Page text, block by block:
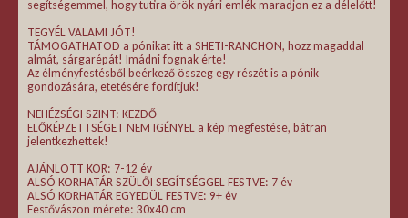
segítségemmel, hogy tutira örök nyári emlék maradjon ez a délelőtt!
TEGYÉL VALAMI JÓT!
TÁMOGATHATOD a pónikat itt a SHETI-RANCHON, hozz magaddal
almát, sárgarépát! Imádni fognak érte!
Az élményfestésből beérkező összeg egy részét is a pónik
gondozására, etetésére fordítjuk!
NEHÉZSÉGI SZINT: KEZDŐ
ELŐKÉPZETTSÉGET NEM IGÉNYEL a kép megfestése, bátran
jelentkezhettek!
AJÁNLOTT KOR: 7-12 év
ALSÓ KORHATÁR SZÜLŐI SEGÍTSÉGGEL FESTVE: 7 év
ALSÓ KORHATÁR EGYEDÜL FESTVE: 9+ év
Festővászon mérete: 30x40 cm